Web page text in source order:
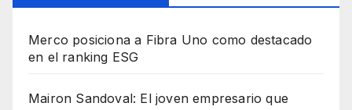
Merco posiciona a Fibra Uno como destacado
en el ranking ESG
Mairon Sandoval: El joven empresario que